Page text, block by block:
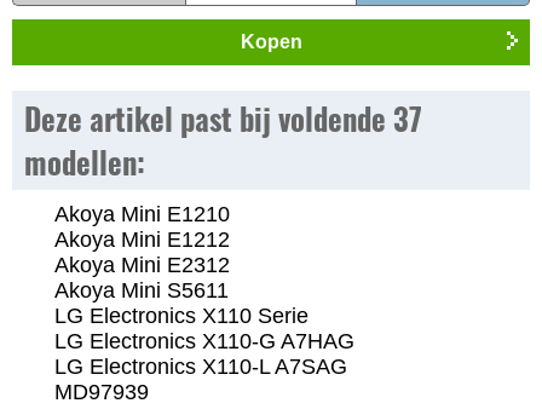
Kopen
Deze artikel past bij voldende 37
modellen:
Akoya Mini E1210
Akoya Mini E1212
Akoya Mini E2312
Akoya Mini S5611
LG Electronics X110 Serie
LG Electronics X110-G A7HAG
LG Electronics X110-L A7SAG
MD97939